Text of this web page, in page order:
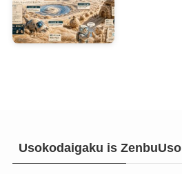
Usokodaigaku is ZenbuUso